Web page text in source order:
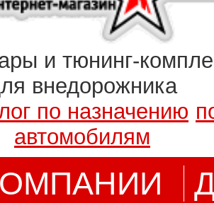
и тюнинг-
внедорожника
по назначению
автомобилям